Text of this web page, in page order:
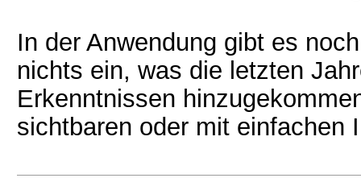
In der Anwendung gibt es
nichts ein, was die letzten
Erkenntnissen
sichtbaren oder mit einfachen